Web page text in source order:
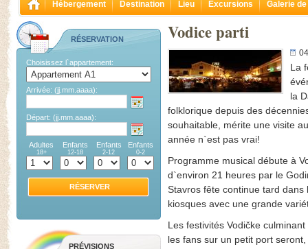
Hébergement Destination Lieu Excursions Galerie
RÉSERVATION
Choisissez l`appartement:
Arrivée: (jj.mm.aaaa):
Départ: (jj.mm.aaaa):
Adultes
18+
Enfants
12-18
Enfants
2-12
Enfants
0-2
RÉSERVER
PRÉVISIONS
Vodice parti
La
la
folklorique depuis des
souhaitable, mérite une visite
année n`est pas vrai!
Programme musical débute à
d`environ 21 heures par le
Stavros fête continue tard
kiosques avec une grande
Les festivités Vodičke
les fans sur un petit port